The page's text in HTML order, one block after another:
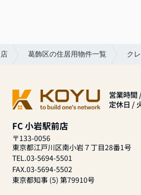
葛飾区の住居用物件一覧 ク
営業時間
定休日 /
FC 小岩駅前店
〒133-0056
東京都江戸川区南小岩７丁目28番1号
TEL.03-5694-5501
FAX.03-5694-5502
東京都知事 (5) 第79910号